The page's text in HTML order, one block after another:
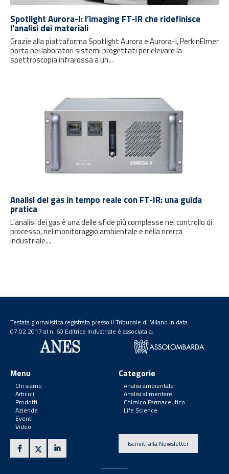
Spotlight Aurora-I: l’imaging FT-IR che ridefinisce
l’analisi dei materiali
Grazie alla piattaforma Spotlight Aurora e Aurora-I, PerkinElmer
porta nei laboratori sistemi progettati per elevare la
spettroscopia infrarossa a un...
Analisi dei gas in tempo reale con FT-IR: una guida
pratica
L'analisi dei gas è una delle sfide più complesse nel controllo di
processo, nel monitoraggio ambientale e nella ricerca
industriale....
Testata giornalistica registrata presso il Tribunale di Milano in data
07.02.2017 al n. 60 Editrice Industriale è associata a:
Menu
Chi siamo
Articoli
Prodotti
Aziende
Eventi
Video
Categorie
Analisi ambientale
Analisi alimentare
Chimico Farmaceutico
Life Science
Iscriviti alla Newsletter